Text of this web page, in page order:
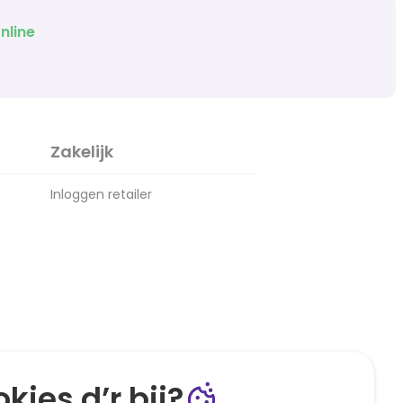
Zakelijk
Inloggen retailer